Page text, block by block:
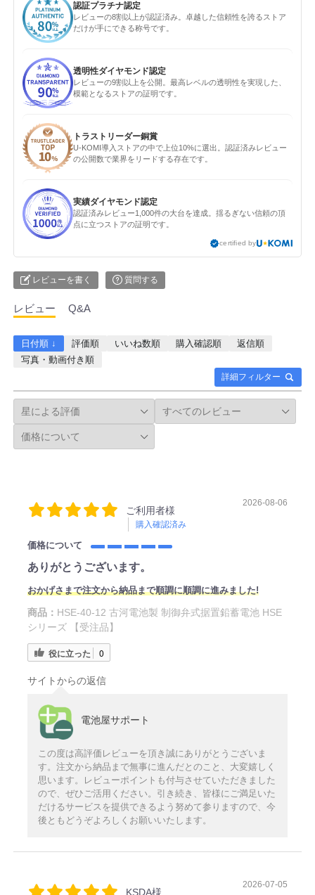
認証プラチナ認定
レビューの8割以上が認証済み。卓越した信頼性を誇るストア
だけが手にできる称号です。
透明性ダイヤモンド認定
レビューの9割以上を公開。最高レベルの透明性を実現した、
模範となるストアの証明です。
トラストリーダー銅賞
U-KOMI導入ストアの中で上位10%に選出。認証済みレビュー
の公開数で業界をリードする存在です。
実績ダイヤモンド認定
認証済みレビュー1,000件の大台を達成。揺るぎない信頼の頂
点に立つストアの証明です。
certified by
レビューを書く 質問する
レビュー Q&A
詳細フィルター
日付順 ↓ 評価順 いいね数順 購入確認順
返信順
写真・動画付き順
ご利用者様
購入確認済み
2026-08-06
価格について
ありがとうございます。
おかげさまで注文から納品まで順調に順調に進みました!
商品： HSE-40-12 古河電池製 制御弁式据置鉛蓄電池 HSE
シリーズ 【受注品】
役に立った 0
サイトからの返信
電池屋サポート
この度は高評価レビューを頂き誠にありがとうございま
す。注文から納品まで無事に進んだとのこと、大変嬉しく
思います。レビューポイントも付与させていただきました
ので、ぜひご活用ください。引き続き、皆様にご満足いた
だけるサービスを提供できるよう努めて参りますので、今
後ともどうぞよろしくお願いいたします。
KSDA様
2026-07-05